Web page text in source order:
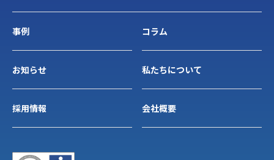
事例 コラム
お知らせ 私たちについて
採用情報 会社概要